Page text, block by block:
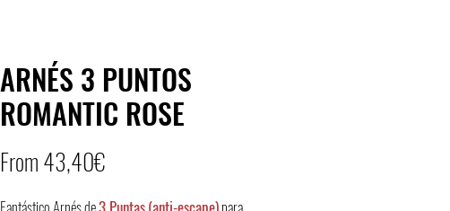
ARNÉS 3 PUNTOS
ROMANTIC ROSE
From 43,40€